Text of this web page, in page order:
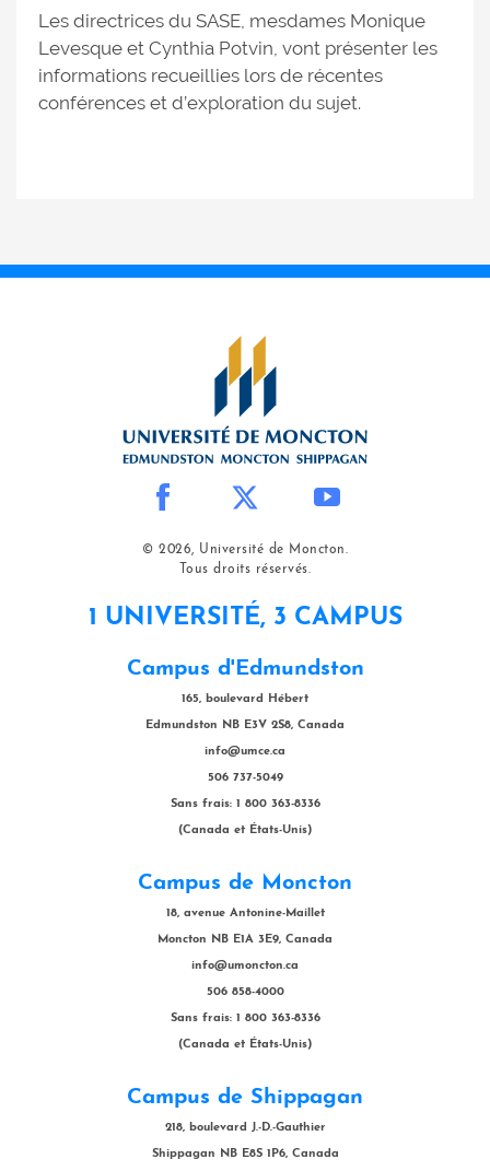
Les directrices du SASE, mesdames Monique
Levesque et Cynthia Potvin, vont présenter les
informations recueillies lors de récentes
conférences et d’exploration du sujet.
© 2026, Université de Moncton.
Tous droits réservés.
1 UNIVERSITÉ, 3 CAMPUS
Campus d'Edmundston
165, boulevard Hébert
Edmundston NB E3V 2S8, Canada
info@umce.ca
506 737-5049
Sans frais: 1 800 363-8336
(Canada et États-Unis)
Campus de Moncton
18, avenue Antonine-Maillet
Moncton NB E1A 3E9, Canada
info@umoncton.ca
506 858-4000
Sans frais: 1 800 363-8336
(Canada et États-Unis)
Campus de Shippagan
218, boulevard J.-D.-Gauthier
Shippagan NB E8S 1P6, Canada